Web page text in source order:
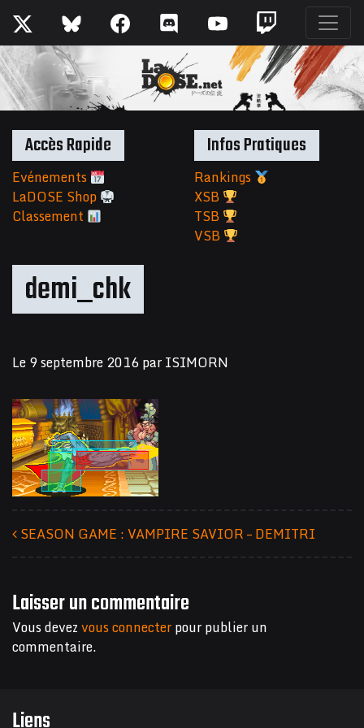
demi_chk
Le9 septembre 2016parISIMORN
SEASON GAME : VAMPIRE SAVIOR – DEMITRI
Laisser un commentaire
Vous devezvous connecterpour publier un
commentaire.
Accès Rapide
Evénements
LaDOSE Shop
Classement
Infos Pratiques
Rankings
XSB
TSB
VSB